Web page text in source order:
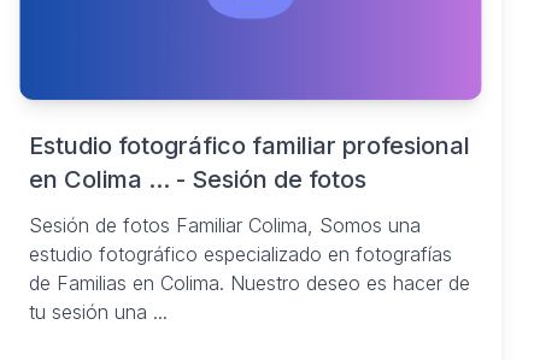
Estudio fotográfico familiar profesional
en Colima ... - Sesión de fotos
Sesión de fotos Familiar Colima, Somos una
estudio fotográfico especializado en fotografías
de Familias en Colima. Nuestro deseo es hacer de
tu sesión una ...